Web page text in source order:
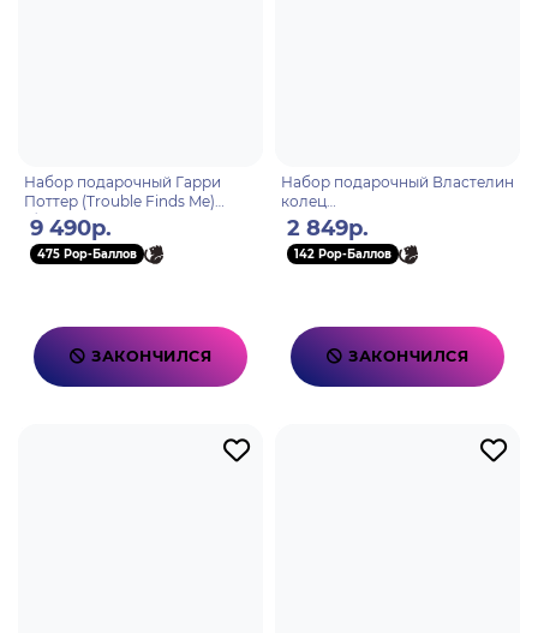
Набор подарочный Гарри
Поттер (Trouble Finds Me)
(бутылка, записная книжка,
кейс-чемодан) GP85536
9 490р.
475 Pop-Баллов
ЗАКОНЧИЛСЯ
Набор подарочный Властелин
колец
Кружка+Подставка+Брелок
2 849р.
142 Pop-Баллов
ЗАКОНЧИЛСЯ